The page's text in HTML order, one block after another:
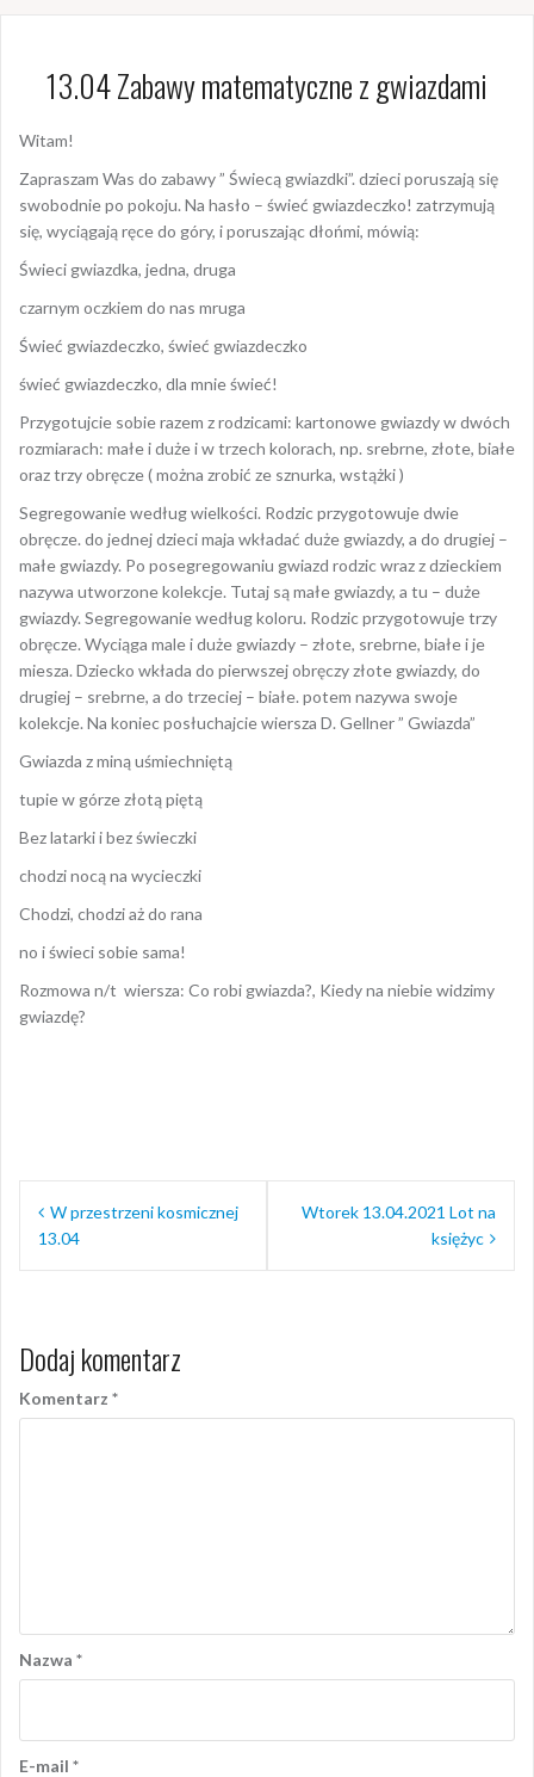
13.04 Zabawy matematyczne z gwiazdami
Witam!
Zapraszam Was do zabawy ” Świecą gwiazdki”. dzieci poruszają się
swobodnie po pokoju. Na hasło – świeć gwiazdeczko! zatrzymują
się, wyciągają ręce do góry, i poruszając dłońmi, mówią:
Świeci gwiazdka, jedna, druga
czarnym oczkiem do nas mruga
Świeć gwiazdeczko, świeć gwiazdeczko
świeć gwiazdeczko, dla mnie świeć!
Przygotujcie sobie razem z rodzicami: kartonowe gwiazdy w dwóch
rozmiarach: małe i duże i w trzech kolorach, np. srebrne, złote, białe
oraz trzy obręcze ( można zrobić ze sznurka, wstążki )
Segregowanie według wielkości. Rodzic przygotowuje dwie
obręcze. do jednej dzieci maja wkładać duże gwiazdy, a do drugiej –
małe gwiazdy. Po posegregowaniu gwiazd rodzic wraz z dzieckiem
nazywa utworzone kolekcje. Tutaj są małe gwiazdy, a tu – duże
gwiazdy. Segregowanie według koloru. Rodzic przygotowuje trzy
obręcze. Wyciąga male i duże gwiazdy – złote, srebrne, białe i je
miesza. Dziecko wkłada do pierwszej obręczy złote gwiazdy, do
drugiej – srebrne, a do trzeciej – białe. potem nazywa swoje
kolekcje. Na koniec posłuchajcie wiersza D. Gellner ” Gwiazda”
Gwiazda z miną uśmiechniętą
tupie w górze złotą piętą
Bez latarki i bez świeczki
chodzi nocą na wycieczki
Chodzi, chodzi aż do rana
no i świeci sobie sama!
Rozmowa n/t wiersza: Co robi gwiazda?, Kiedy na niebie widzimy
gwiazdę?
Nawigacja
wpisu
W przestrzeni kosmicznej
13.04
Wtorek 13.04.2021 Lot na
księżyc
Dodaj komentarz
Komentarz *
Nazwa *
E-mail *